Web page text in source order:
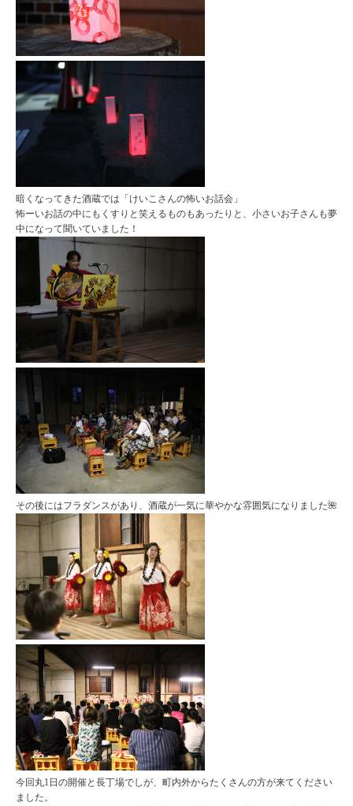
暗くなってきた酒蔵では「けいこさんの怖いお話会」
怖ーいお話の中にもくすりと笑えるものもあったりと、小さいお子さんも夢
中になって聞いていました！
その後にはフラダンスがあり、酒蔵が一気に華やかな雰囲気になりました🌺
今回丸1日の開催と長丁場でしが、町内外からたくさんの方が来てください
ました。